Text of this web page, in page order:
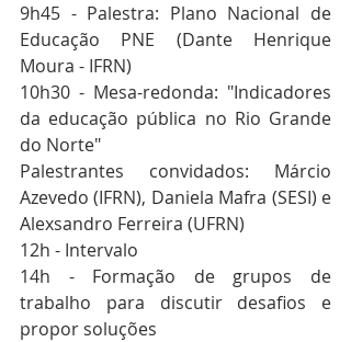
9h45 - Palestra: Plano Nacional de
Educação PNE (Dante Henrique
Moura - IFRN)
10h30 - Mesa-redonda: "Indicadores
da educação pública no Rio Grande
do Norte"
Palestrantes convidados: Márcio
Azevedo (IFRN), Daniela Mafra (SESI) e
Alexsandro Ferreira (UFRN)
12h - Intervalo
14h - Formação de grupos de
trabalho para discutir desafios e
propor soluções